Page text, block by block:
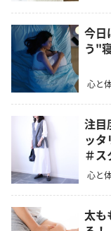
今日
う"
心と
注目
ッ
＃
心と
太も